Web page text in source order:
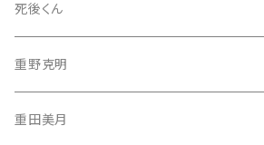
死後くん
重野克明
重田美月